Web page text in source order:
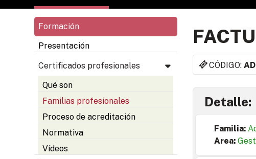
Formación
Presentación
Certificados profesionales
Qué son
Familias profesionales
Proceso de acreditación
Normativa
Vídeos
CÓDIGO:
Detalle:
Familia:
Area: